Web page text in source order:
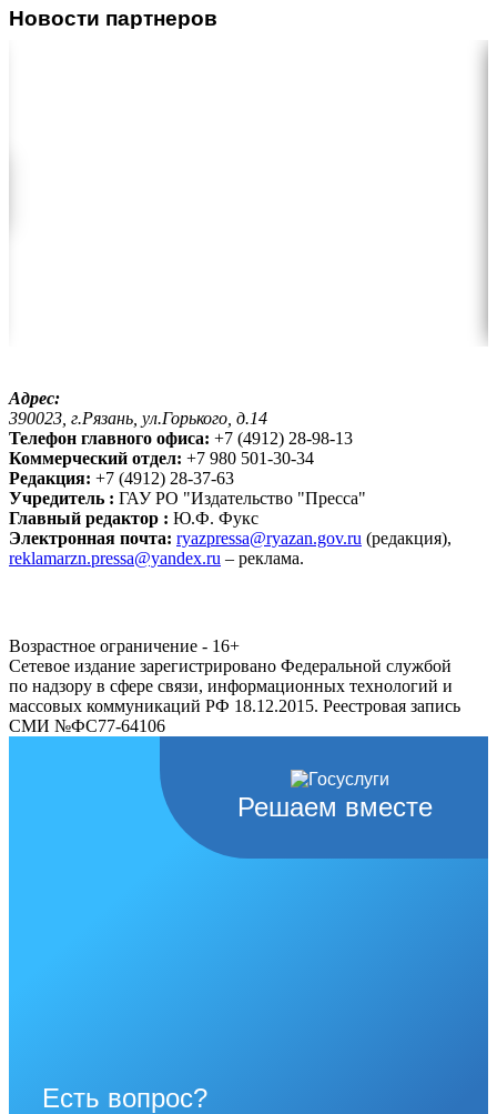
Новости партнеров
Адрес:
390023, г.Рязань, ул.Горького, д.14
Телефон главного офиса: +7 (4912) 28-98-13
Коммерческий отдел: +7 980 501-30-34
Редакция: +7 (4912) 28-37-63
Учредитель : ГАУ РО "Издательство "Пресса"
Главный редактор : Ю.Ф. Фукс
Электронная почта: ryazpressa@ryazan.gov.ru (редакция),
reklamarzn.pressa@yandex.ru – реклама.
Возрастное ограничение - 16+
Сетевое издание зарегистрировано Федеральной службой
по надзору в сфере связи, информационных технологий и
массовых коммуникаций РФ 18.12.2015. Реестровая запись
СМИ №ФС77-64106
Решаем вместе
Есть вопрос?